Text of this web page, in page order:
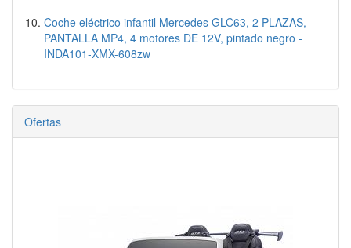
Coche eléctrico infantil Mercedes GLC63, 2 PLAZAS,
PANTALLA MP4, 4 motores DE 12V, pintado negro -
INDA101-XMX-608zw
Ofertas